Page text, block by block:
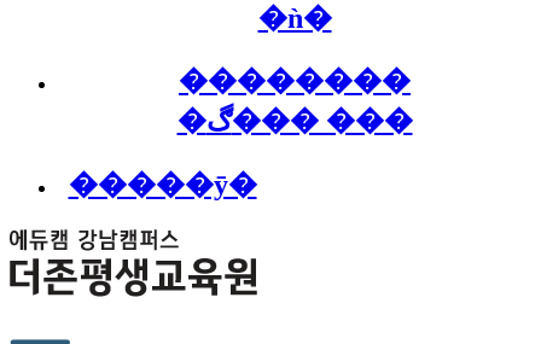
�ǹ�
��������
�ڰ��� ���
�����ȳ�